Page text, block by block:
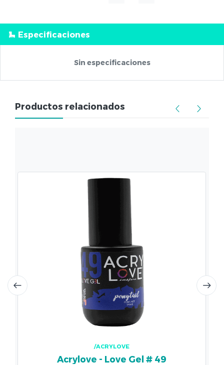
Especificaciones
Sin especificaciones
Productos relacionados
/ACRYLOVE
Acrylove - Love Gel # 49